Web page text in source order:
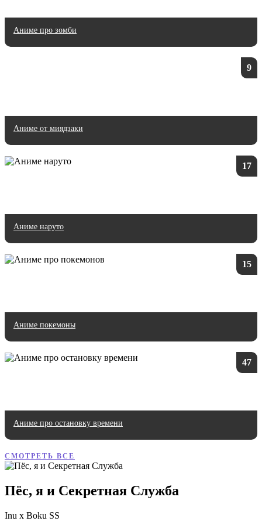
Аниме про зомби
9
Аниме от миядзаки
17
Аниме наруто
15
Аниме покемоны
47
Аниме про остановку времени
СМОТРЕТЬ ВСЕ
Пёс, я и Секретная Служба
Inu x Boku SS